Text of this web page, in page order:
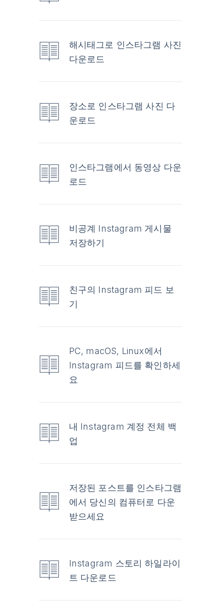
해시태그로 인스타그램 사진
다운로드
장소로 인스타그램 사진 다
운로드
인스타그램에서 동영상 다운
로드
비공계 Instagram 게시물
저장하기
친구의 Instagram 피드 보
기
PC, macOS, Linux에서
Instagram 피드를 확인하세
요
내 Instagram 계정 전체 백
업
저장된 포스트를 인스타그램
에서 당신의 컴퓨터로 다운
받으세요
Instagram 스토리 하일라이
트 다운로드